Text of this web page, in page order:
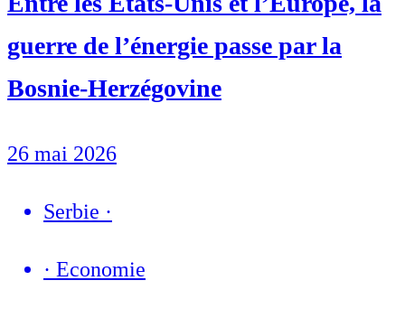
guerre de l’énergie passe par la
Bosnie-Herzégovine
26 mai 2026
Serbie ·
· Economie